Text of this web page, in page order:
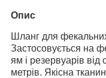
Опис
Шланг для
Застосовується на
ям і резервуарів
метрів. Якісна